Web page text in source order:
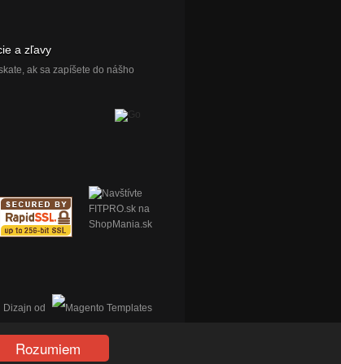
Rozumiem
a zľavy
ak sa zapíšete do nášho
Dizajn od